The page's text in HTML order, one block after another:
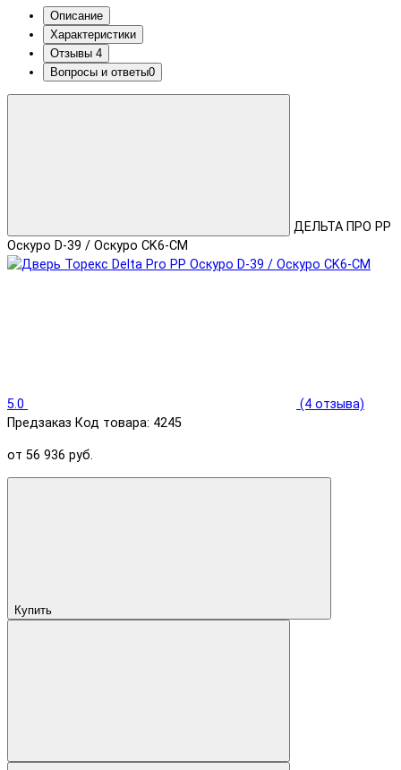
Описание
Характеристики
Отзывы 4
Вопросы и ответы0
ДЕЛЬТА ПРО PP
Оскуро D-39 / Оскуро CK6-CM
5.0
(4 отзыва)
Предзаказ Код товара: 4245
от 56 936 руб.
Купить